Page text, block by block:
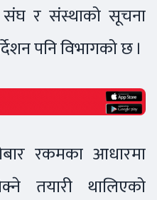
र संस्थाको सूचना
पनि विभागको छ ।
रकमका आधारमा
तयारी थालिएको